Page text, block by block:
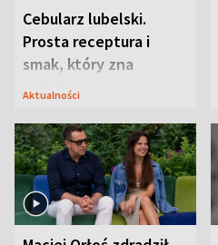
Cebularz lubelski.
Prosta receptura i
smak, który zna
Lubelszczyzna
Aktualności